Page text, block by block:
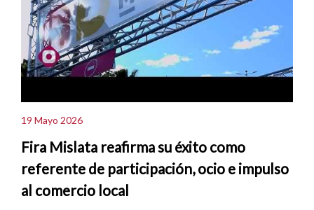
19 Mayo 2026
Fira Mislata reafirma su éxito como
referente de participación, ocio e impulso
al comercio local